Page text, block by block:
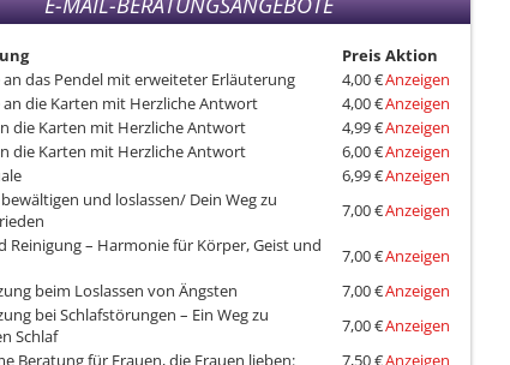
Preis Aktion
an das Pendel mit erweiteter Erläuterung
4,00 €Anzeigen
an die Karten mit Herzliche Antwort
4,00 €Anzeigen
die Karten mit Herzliche Antwort
4,99 €Anzeigen
die Karten mit Herzliche Antwort
6,00 €Anzeigen
6,99 €Anzeigen
und loslassen/ Dein Weg zu
7,00 €Anzeigen
Reinigung – Harmonie für Körper, Geist und
7,00 €Anzeigen
beim Loslassen von Ängsten
7,00 €Anzeigen
bei Schlafstörungen – Ein Weg zu
Schlaf
7,00 €Anzeigen
Beratung für Frauen, die Frauen lieben:
7,50 €Anzeigen